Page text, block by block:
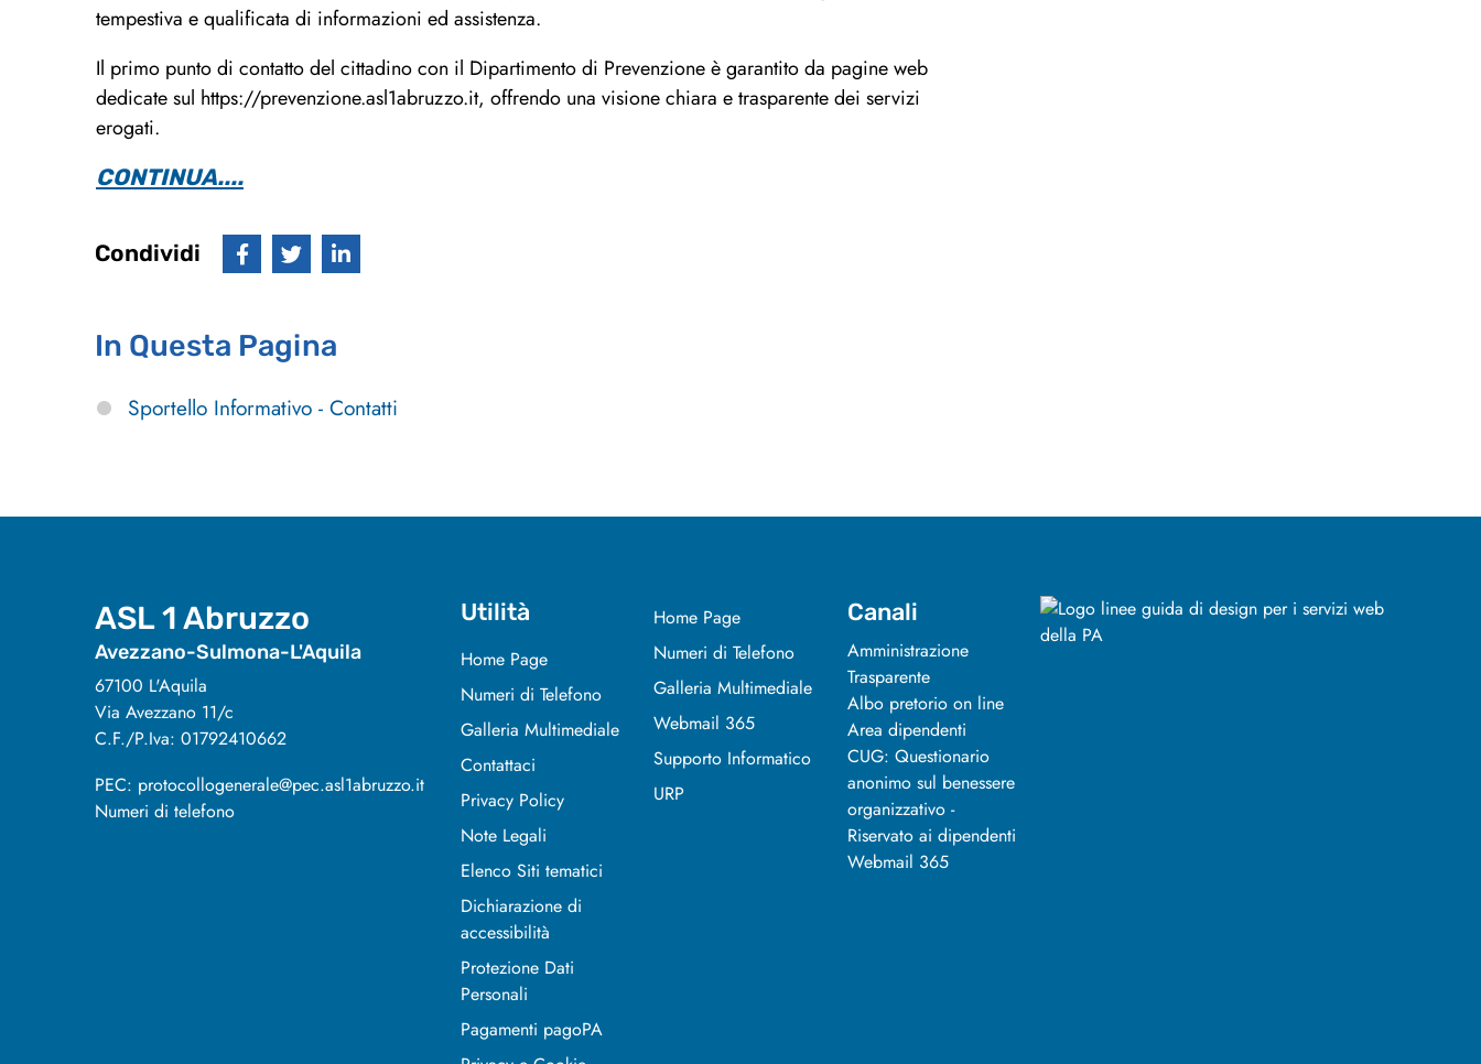
tempestiva e qualificata di informazioni ed assistenza.
Il primo punto di contatto del cittadino con il Dipartimento di Prevenzione è garantito da pagine web
dedicate sul https://prevenzione.asl1abruzzo.it, offrendo una visione chiara e trasparente dei servizi
erogati.
CONTINUA....
Condividi
In Questa Pagina
Sportello Informativo - Contatti
ASL 1 Abruzzo
Avezzano-Sulmona-L'Aquila
67100 L'Aquila
Via Avezzano 11/c
C.F./P.Iva: 01792410662
PEC: protocollogenerale@pec.asl1abruzzo.it
Numeri di telefono
Utilità
Home Page
Numeri di Telefono
Galleria Multimediale
Contattaci
Privacy Policy
Note Legali
Elenco Siti tematici
Dichiarazione di
accessibilità
Protezione Dati
Personali
Pagamenti pagoPA
Home Page
Numeri di Telefono
Galleria Multimediale
Webmail 365
Supporto Informatico
URP
Canali
Amministrazione
Trasparente
Albo pretorio on line
Area dipendenti
CUG: Questionario
anonimo sul benessere
organizzativo -
Riservato ai dipendenti
Webmail 365